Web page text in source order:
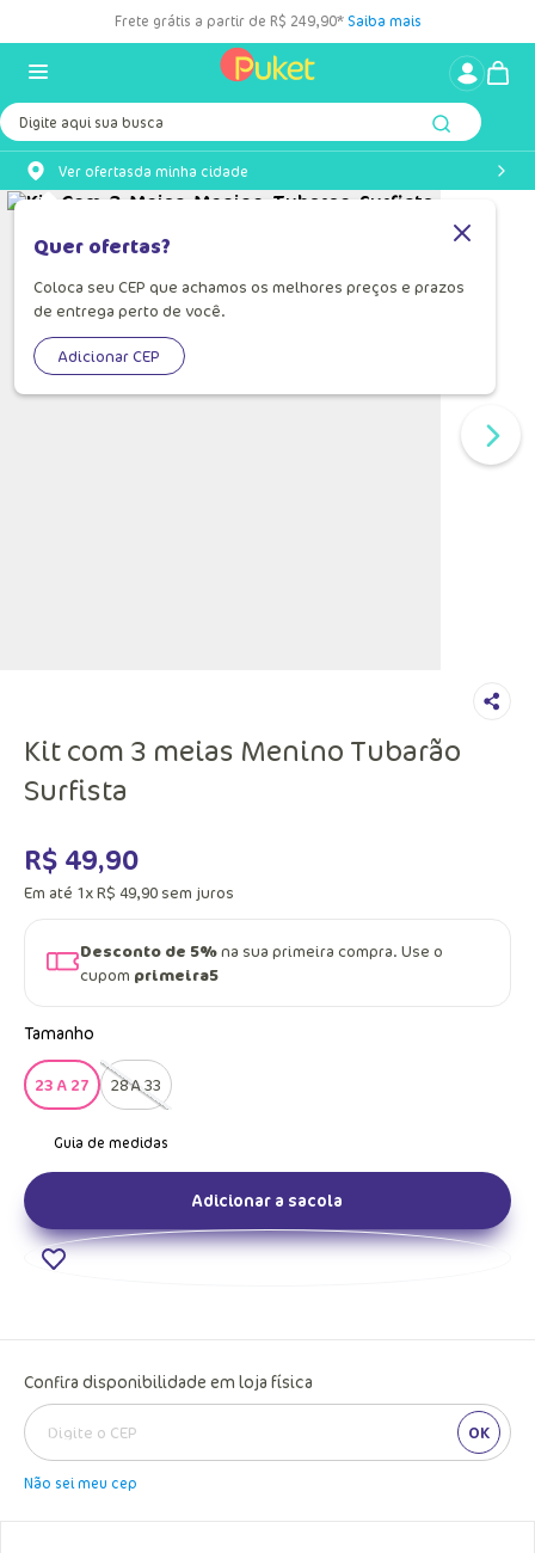
Frete grátis a partir de R$ 249,90* Saiba mais
Digite aqui sua busca
Ver ofertasda minha cidade
Quer ofertas?
Coloca seu CEP que achamos os melhores preços e prazos
de entrega perto de você.
Adicionar CEP
Kit com 3 meias Menino Tubarão
Surfista
R$ 49,90
Em até 1xR$ 49,90 sem juros
Desconto de 5%na sua primeira compra. Use o
cupom primeira5
Tamanho
23 A 27 28 A 33
Adicionar a sacola
Confira disponibilidade em loja física
OK
Não sei meu cep